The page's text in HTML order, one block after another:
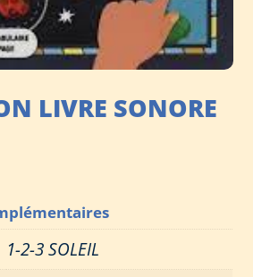
LIVRE SONORE
1-2-3 SOLEIL